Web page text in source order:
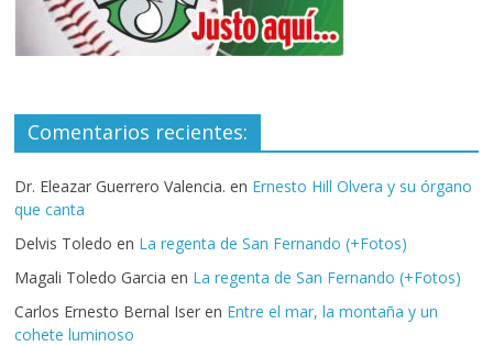
Comentarios recientes:
Dr. Eleazar Guerrero Valencia. en Ernesto Hill Olvera y su órgano
que canta
Delvis Toledo en La regenta de San Fernando (+Fotos)
Magali Toledo Garcia en La regenta de San Fernando (+Fotos)
Carlos Ernesto Bernal Iser en Entre el mar, la montaña y un
cohete luminoso